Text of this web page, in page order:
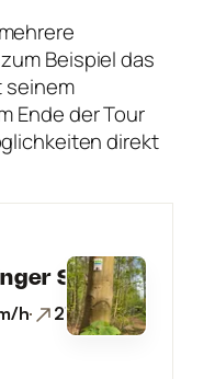
Beispiel das
seinem
Ende der Tour
direkt